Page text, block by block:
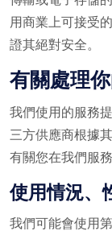
用商業上可接受
證其絕對安全。
有關處理
我們使用的服務
三方供應商根據
有關您在我們服
使用情況、
我們可能會使用